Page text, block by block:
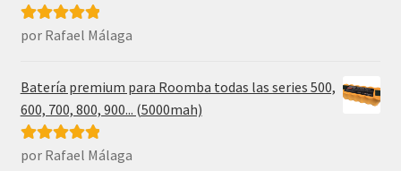
Valorado con
por Rafael Málaga
Batería premium para Roomba todas las series 500,
600, 700, 800, 900... (5000mah)
Valorado con
por Rafael Málaga